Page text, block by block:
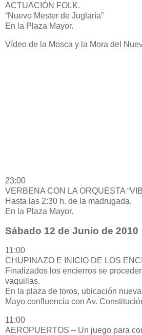
ACTUACIÓN FOLK.
“Nuevo Mester de Juglaría”
En la Plaza Mayor.
Vídeo de la Mosca y la Mora del
23:00
VERBENA CON LA ORQUESTA
Hasta las 2:30 h. de la madrugada.
En la Plaza Mayor.
Sábado 12 de Junio de 2010
11:00
CHUPINAZO E INICIO DE LOS
Finalizados los encierros se
vaquillas.
En la plaza de toros, ubicación
Mayo confluencia con Av.
11:00
AEROPUERTOS – Un juego para